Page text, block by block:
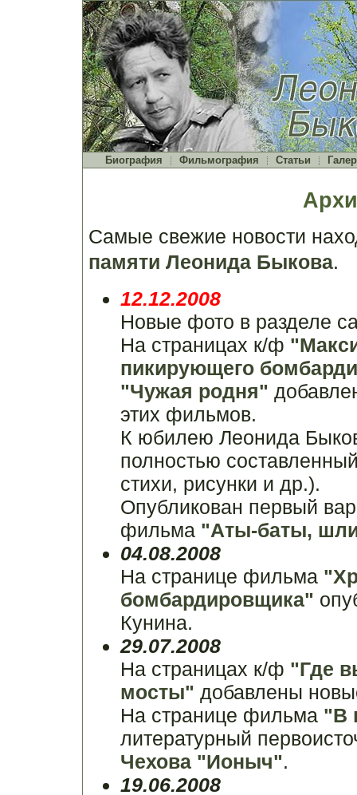
Биография Фильмография Статьи
Самые свежие новости
памяти Леонида Быкова.
12.12.2008
Новые фото в разделе
На страницах к/ф
пикирующего
"Чужая родня"
этих фильмов.
К юбилею Леонида
полностью
стихи, рисунки и др.).
Опубликован первый
фильма "Аты-баты,
04.08.2008
На странице фильма
бомбардировщика"
Кунина.
29.07.2008
На страницах к/ф "Где
мосты" добавлены
На странице фильма "В
литературный
Чехова "Ионыч".
19.06.2008